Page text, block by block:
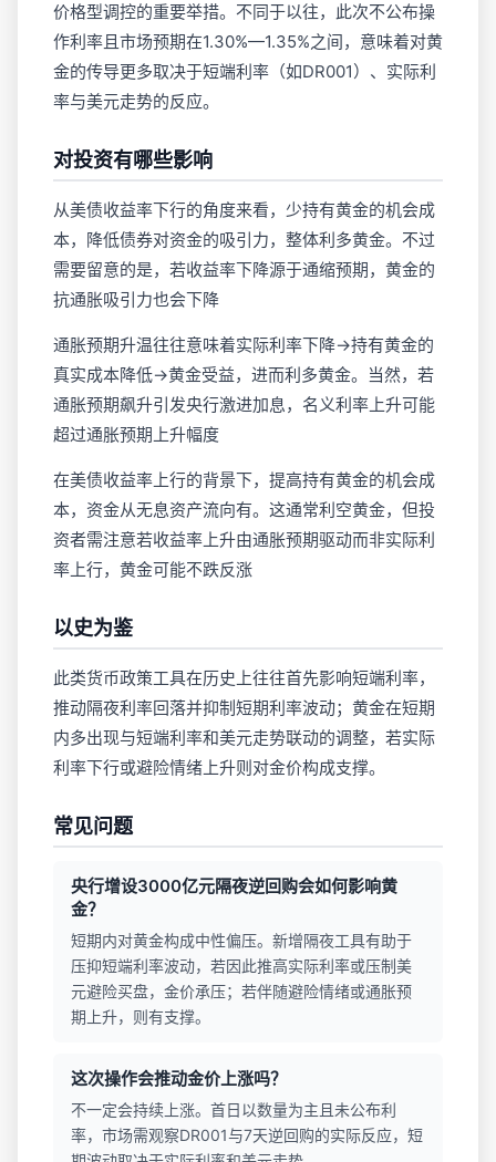
价格型调控的重要举措。不同于以往，此次不公布操
作利率且市场预期在1.30%—1.35%之间，意味着对黄
金的传导更多取决于短端利率（如DR001）、实际利
率与美元走势的反应。
对投资有哪些影响
从美债收益率下行的角度来看，少持有黄金的机会成
本，降低债券对资金的吸引力，整体利多黄金。不过
需要留意的是，若收益率下降源于通缩预期，黄金的
抗通胀吸引力也会下降
通胀预期升温往往意味着实际利率下降→持有黄金的
真实成本降低→黄金受益，进而利多黄金。当然，若
通胀预期飙升引发央行激进加息，名义利率上升可能
超过通胀预期上升幅度
在美债收益率上行的背景下，提高持有黄金的机会成
本，资金从无息资产流向有。这通常利空黄金，但投
资者需注意若收益率上升由通胀预期驱动而非实际利
率上行，黄金可能不跌反涨
以史为鉴
此类货币政策工具在历史上往往首先影响短端利率，
推动隔夜利率回落并抑制短期利率波动；黄金在短期
内多出现与短端利率和美元走势联动的调整，若实际
利率下行或避险情绪上升则对金价构成支撑。
常见问题
央行增设3000亿元隔夜逆回购会如何影响黄
金？
短期内对黄金构成中性偏压。新增隔夜工具有助于
压抑短端利率波动，若因此推高实际利率或压制美
元避险买盘，金价承压；若伴随避险情绪或通胀预
期上升，则有支撑。
这次操作会推动金价上涨吗？
不一定会持续上涨。首日以数量为主且未公布利
率，市场需观察DR001与7天逆回购的实际反应，短